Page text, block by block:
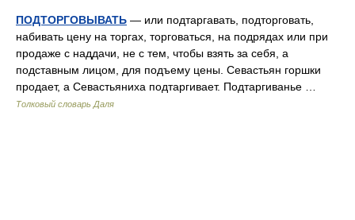
ПОДТОРГОВЫВАТЬ — или подтаргавать, подторговать,
набивать цену на торгах, торговаться, на подрядах или при
продаже с наддачи, не с тем, чтобы взять за себя, а
подставным лицом, для подъему цены. Севастьян горшки
продает, а Севастьяниха подтаргивает. Подтаргиванье …
Толковый словарь Даля